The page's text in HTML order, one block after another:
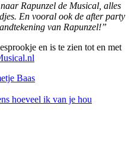
Rapunzel de Musical, alles
En vooral ook de after party
van Rapunzel!”
en is te zien tot en met
Baas
hoeveel ik van je hou